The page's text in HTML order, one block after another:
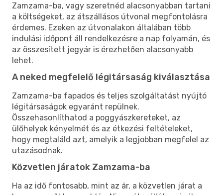
Zamzama-ba, vagy szeretnéd alacsonyabban tartani
a költségeket, az átszállásos útvonal megfontolásra
érdemes. Ezeken az útvonalakon általában több
indulási időpont áll rendelkezésre a nap folyamán, és
az összesített jegyár is érezhetően alacsonyabb
lehet.
A neked megfelelő légitársaság kiválasztása
Zamzama-ba fapados és teljes szolgáltatást nyújtó
légitársaságok egyaránt repülnek.
Összehasonlíthatod a poggyászkereteket, az
ülőhelyek kényelmét és az étkezési feltételeket,
hogy megtaláld azt, amelyik a legjobban megfelel az
utazásodnak.
Közvetlen járatok Zamzama-ba
Ha az idő fontosabb, mint az ár, a közvetlen járat a